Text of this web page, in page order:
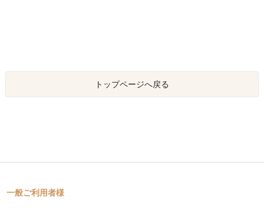
トップページへ戻る
一般ご利用者様